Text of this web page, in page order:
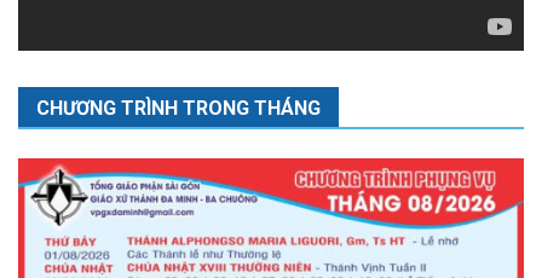
CHƯƠNG TRÌNH TRONG THÁNG